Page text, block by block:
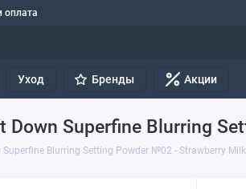
оплата
Уход Бренды Акции
Down Superfine Blurring
Blurring Setting Powder №02 - Strawberry Milk